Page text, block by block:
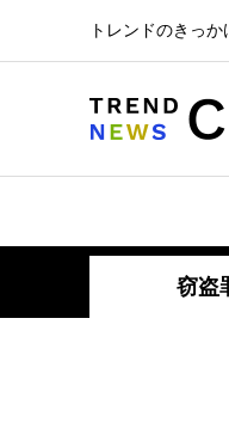
トレンドのきっ
窃盗